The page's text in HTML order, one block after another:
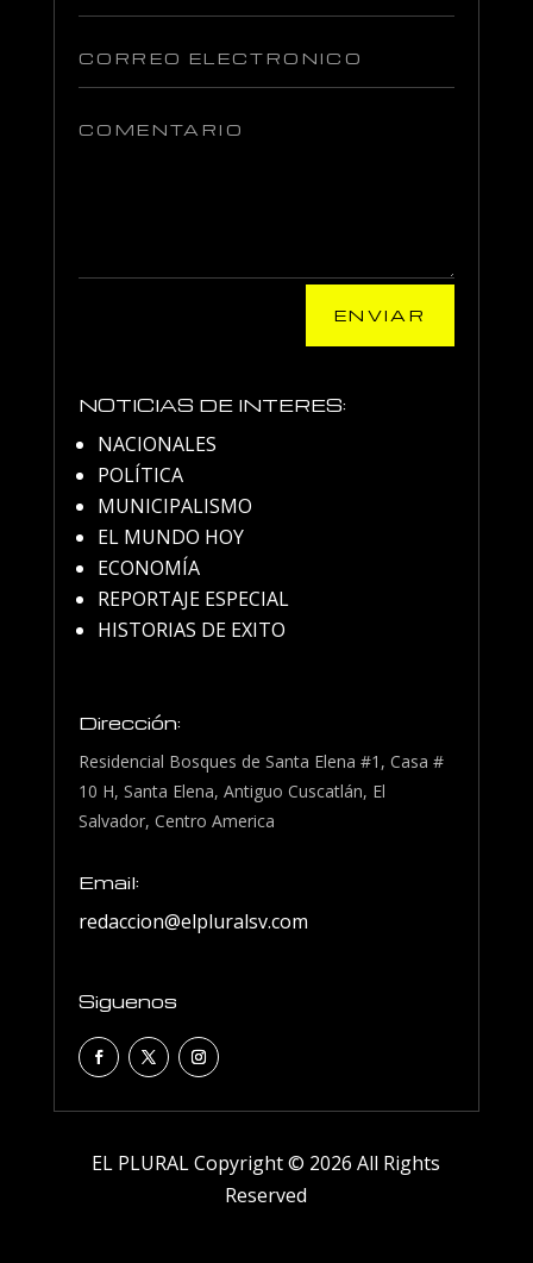
ENVIAR
NOTICIAS DE INTERES:
NACIONALES
POLÍTICA
MUNICIPALISMO
EL MUNDO HOY
ECONOMÍA
REPORTAJE ESPECIAL
HISTORIAS DE EXITO
Dirección:
Residencial Bosques de Santa Elena #1, Casa #
10 H, Santa Elena, Antiguo Cuscatlán, El
Salvador, Centro America
Email:
redaccion@elpluralsv.com
Siguenos
EL PLURAL Copyright © 2026 All Rights
Reserved